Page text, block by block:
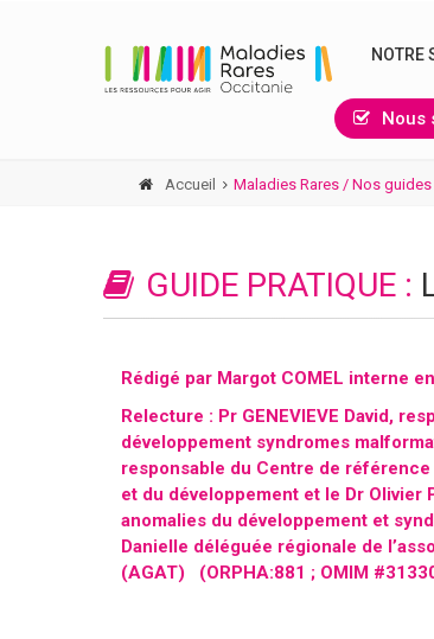
NOTRE
Nous
Accueil Maladies Rares / Nos
GUIDE PRATIQUE :
Rédigé par Margot COMEL interne
Relecture : Pr GENEVIEVE David,
développement syndromes
responsable du Centre de
et du développement et le Dr Olivier
anomalies du développement et
Danielle déléguée régionale de
(AGAT) (ORPHA:881 ; OMIM